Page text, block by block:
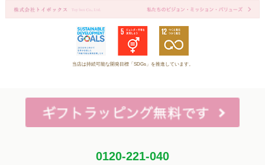
当店は持続可能な開発目標「SDGs」を推進しています。
0120-221-040